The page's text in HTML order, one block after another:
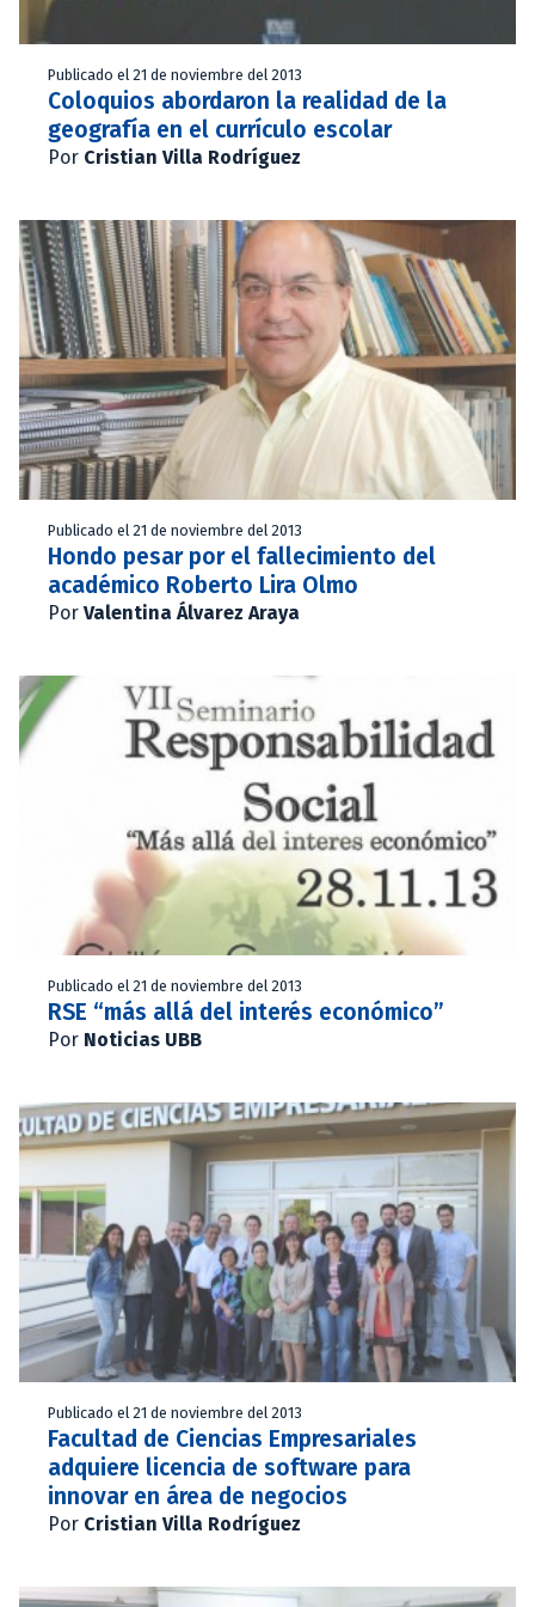
Publicado el 21 de noviembre del 2013
Coloquios abordaron la realidad de la
geografía en el currículo escolar
Por Cristian Villa Rodríguez
Publicado el 21 de noviembre del 2013
Hondo pesar por el fallecimiento del
académico Roberto Lira Olmo
Por Valentina Álvarez Araya
Publicado el 21 de noviembre del 2013
RSE “más allá del interés económico”
Por Noticias UBB
Publicado el 21 de noviembre del 2013
Facultad de Ciencias Empresariales
adquiere licencia de software para
innovar en área de negocios
Por Cristian Villa Rodríguez